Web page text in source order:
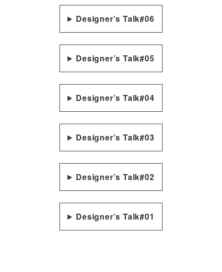
Designer’s Talk#06
Designer’s Talk#05
Designer’s Talk#04
Designer’s Talk#03
Designer’s Talk#02
Designer’s Talk#01